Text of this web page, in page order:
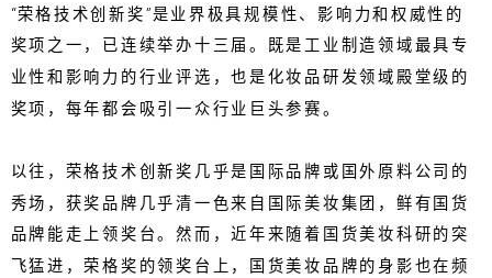
“荣格技术创新奖”是业界极具规模性、影响力和权威性的
奖项之一，已连续举办十三届。既是工业制造领域最具专
业性和影响力的行业评选，也是化妆品研发领域殿堂级的
奖项，每年都会吸引一众行业巨头参赛。
以往，荣格技术创新奖几乎是国际品牌或国外原料公司的
秀场，获奖品牌几乎清一色来自国际美妆集团，鲜有国货
品牌能走上领奖台。然而，近年来随着国货美妆科研的突
飞猛进，荣格奖的领奖台上，国货美妆品牌的身影也在频